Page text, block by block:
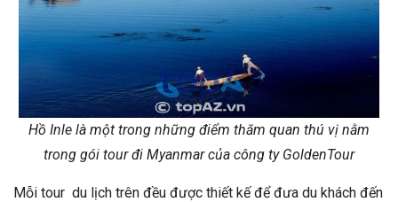
Hồ Inle là một trong những điểm thăm quan thú vị nằm
trong gói tour đi Myanmar của công ty GoldenTour
Mỗi tour du lịch trên đều được thiết kế để đưa du khách đến